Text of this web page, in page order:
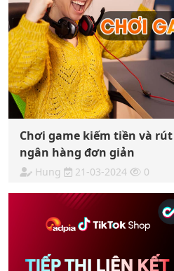
Chơi game kiếm tiền và
ngân hàng đơn giản
Hung 21-03-2024 0